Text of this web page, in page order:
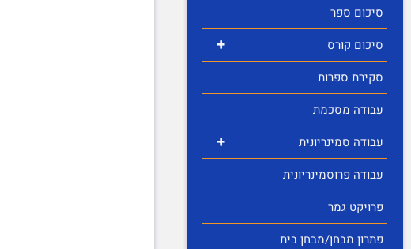
סיכום ספר
+
סיכום קורס
סקירת ספרות
עבודה מסכמת
+
עבודה סמינריונית
עבודה פרוסמינריונית
פרויקט גמר
פתרון מבחן/מבחן בית